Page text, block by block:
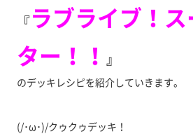
『ラブライブ！
ター！！ 』
のデッキレシピを紹介していきます。
(/･ω･)/クゥクゥデッキ！